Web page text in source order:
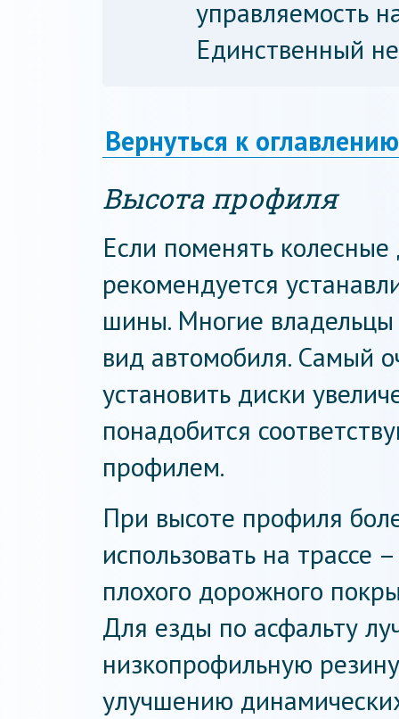
управляемость
Единственный
Вернуться к оглавлению
Высота профиля
Если поменять
рекомендуется
шины. Многие
вид автомобиля. Самый
установить диски
понадобится
профилем.
При высоте профиля
использовать на
плохого дорожного
Для езды по асфальту
низкопрофильную
улучшению